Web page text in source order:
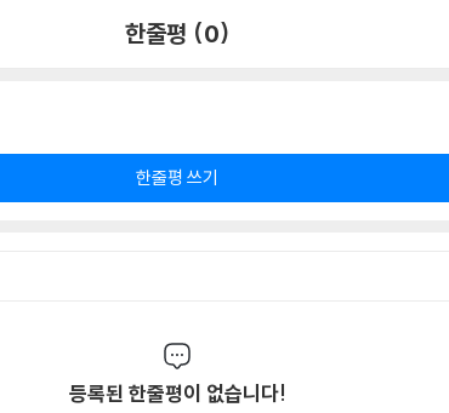
한줄평 (0)
한줄평 쓰기
등록된 한줄평이 없습니다!